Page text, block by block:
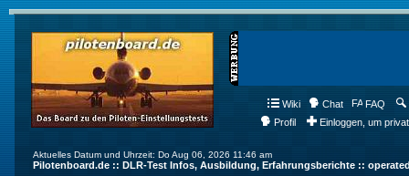
Wiki Chat FAQ
Profil
Einloggen, um
Aktuelles Datum und Uhrzeit: Do Aug 06, 2026 11:46 am
Pilotenboard.de :: DLR-Test Infos, Ausbildung, Erfahrungsberichte ::